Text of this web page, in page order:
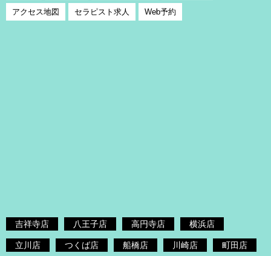
アクセス地図 セラピスト求人 Web予約
吉祥寺店 八王子店 高円寺店 横浜店
立川店 つくば店 船橋店 川崎店 町田店